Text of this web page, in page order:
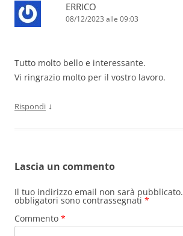
ERRICO
08/12/2023 alle 09:03
Tutto molto bello e interessante.
Vi ringrazio molto per il vostro lavoro.
Rispondi ↓
Lascia un commento
Il tuo indirizzo email non sarà pubblicato.
obbligatori sono contrassegnati *
Commento *